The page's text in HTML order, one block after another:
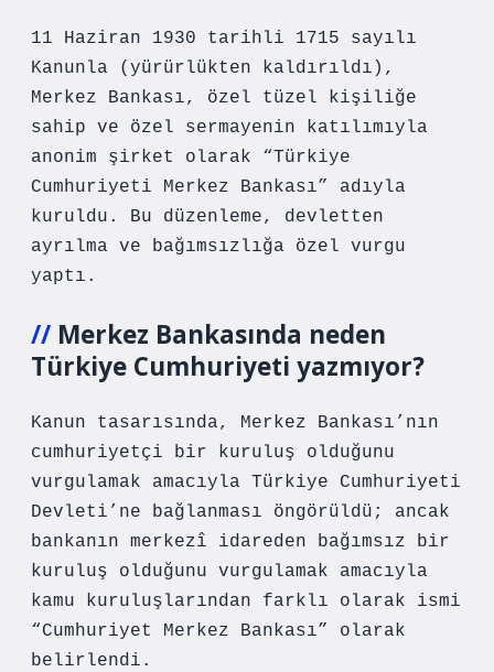
11 Haziran 1930 tarihli 1715 sayılı
Kanunla (yürürlükten kaldırıldı),
Merkez Bankası, özel tüzel kişiliğe
sahip ve özel sermayenin katılımıyla
anonim şirket olarak “Türkiye
Cumhuriyeti Merkez Bankası” adıyla
kuruldu. Bu düzenleme, devletten
ayrılma ve bağımsızlığa özel vurgu
yaptı.
Merkez Bankasında neden
Türkiye Cumhuriyeti yazmıyor?
Kanun tasarısında, Merkez Bankası’nın
cumhuriyetçi bir kuruluş olduğunu
vurgulamak amacıyla Türkiye Cumhuriyeti
Devleti’ne bağlanması öngörüldü; ancak
bankanın merkezî idareden bağımsız bir
kuruluş olduğunu vurgulamak amacıyla
kamu kuruluşlarından farklı olarak ismi
“Cumhuriyet Merkez Bankası” olarak
belirlendi.